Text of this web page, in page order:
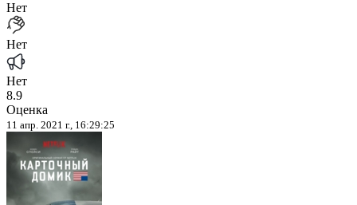
Нет
Нет
Нет
8.9
Оценка
11 апр. 2021 г., 16:29:25